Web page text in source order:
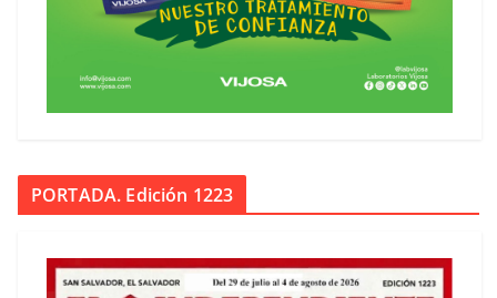
PORTADA. Edición 1223